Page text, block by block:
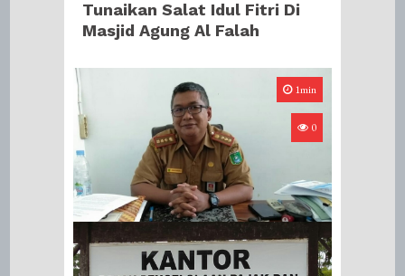
Tunaikan Salat Idul Fitri Di
Masjid Agung Al Falah
1min
0